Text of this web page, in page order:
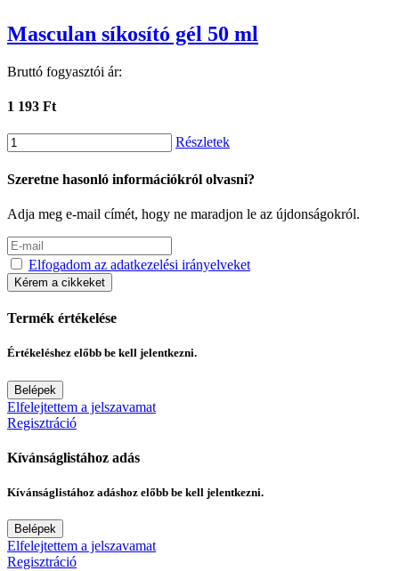
Masculan síkosító gél 50 ml
Bruttó fogyasztói ár:
1 193 Ft
Részletek
Szeretne hasonló információkról olvasni?
Adja meg e-mail címét, hogy ne maradjon le az újdonságokról.
Elfogadom az adatkezelési irányelveket
Kérem a cikkeket
Termék értékelése
Értékeléshez előbb be kell jelentkezni.
Belépek
Elfelejtettem a jelszavamat
Regisztráció
Kívánságlistához adás
Kívánságlistához adáshoz előbb be kell jelentkezni.
Belépek
Elfelejtettem a jelszavamat
Regisztráció